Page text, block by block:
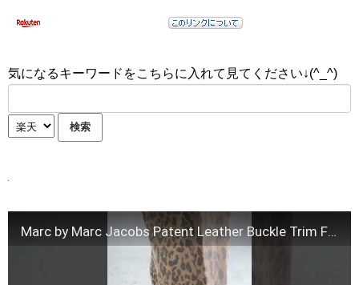
気になるキーワードをこちらに入れて見てください↓(^_^)
Marc by Marc Jacobs Patent Leather Buckle Trim Flats